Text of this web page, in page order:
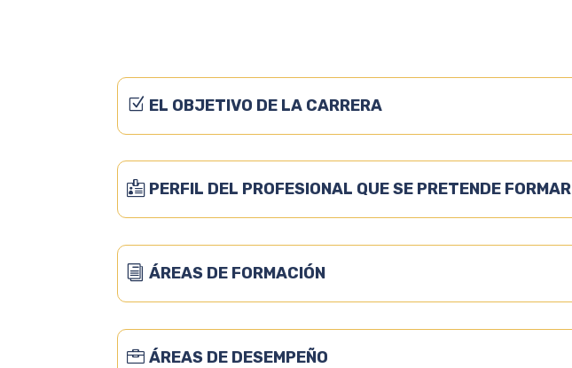
EL OBJETIVO DE LA CARRERA
PERFIL DEL PROFESIONAL QUE SE PRETENDE FORMAR
ÁREAS DE FORMACIÓN
ÁREAS DE DESEMPEÑO